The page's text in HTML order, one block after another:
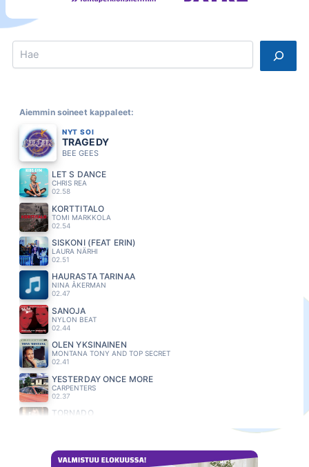
Search
Aiemmin soineet kappaleet:
NYT SOI
TRAGEDY
BEE GEES
LET S DANCE
CHRIS REA
02.58
KORTTITALO
TOMI MARKKOLA
02.54
SISKONI (FEAT ERIN)
LAURA NÄRHI
02.51
HAURASTA TARINAA
NINA ÅKERMAN
02.47
SANOJA
NYLON BEAT
02.44
OLEN YKSINAINEN
MONTANA TONY AND TOP SECRET
02.41
YESTERDAY ONCE MORE
CARPENTERS
02.37
TORNADO
FREEMAN
02.29